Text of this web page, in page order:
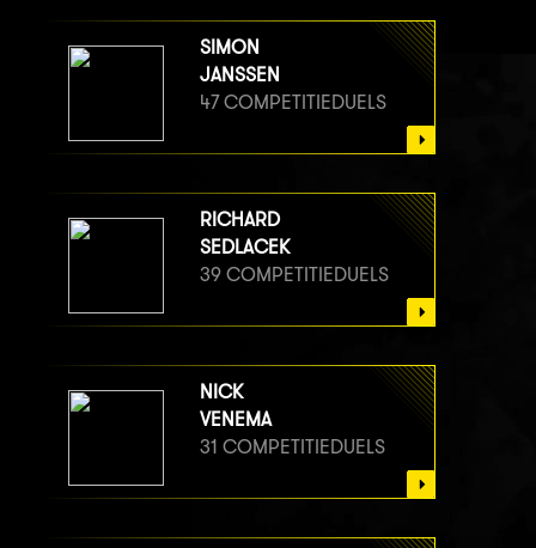
SIMON
JANSSEN
47 COMPETITIEDUELS
RICHARD
SEDLACEK
39 COMPETITIEDUELS
NICK
VENEMA
31 COMPETITIEDUELS